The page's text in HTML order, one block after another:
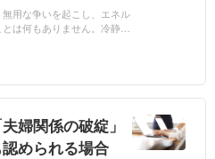
用な争いを起こし、エネル
は何もありません。冷静な
婦関係の破綻」
められる場合